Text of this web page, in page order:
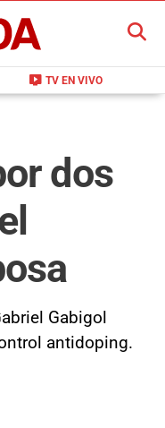
live_tv TV EN VIVO
BUSCAR
dos
Gabigol
antidoping.